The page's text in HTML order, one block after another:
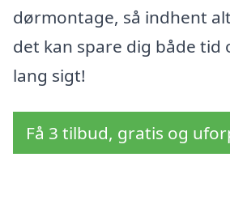
dørmontage, så indhent
det kan spare dig både tid
lang sigt!
Få 3 tilbud, gratis og